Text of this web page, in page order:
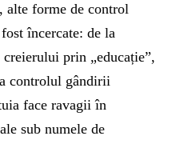
alte forme de control
încercate: de la
prin „educație”,
controlul gândirii
face ravagii în
sub numele de